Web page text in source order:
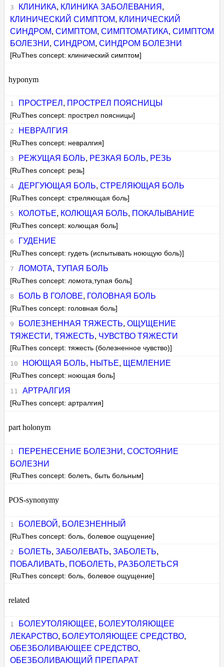
КЛИНИКА, КЛИНИКА ЗАБОЛЕВАНИЯ ,
КЛИНИЧЕСКИЙ СИМПТОМ, КЛИНИЧЕСКИЙ
СИНДРОМ,СИМПТОМ,СИМПТОМАТИКА,СИМПТОМ
БОЛЕЗНИ ,СИНДРОМ,СИНДРОМ БОЛЕЗНИ
[RuThes concept: клинический симптом]
hyponym
ПРОСТРЕЛ , ПРОСТРЕЛ ПОЯСНИЦЫ
[RuThes concept: прострел поясницы]
НЕВРАЛГИЯ
[RuThes concept: невралгия]
РЕЖУЩАЯ БОЛЬ, РЕЗКАЯ БОЛЬ, РЕЗЬ
[RuThes concept: резь]
ДЕРГУЮЩАЯ БОЛЬ, СТРЕЛЯЮЩАЯ БОЛЬ
[RuThes concept: стреляющая боль]
КОЛОТЬЕ, КОЛЮЩАЯ БОЛЬ, ПОКАЛЫВАНИЕ
[RuThes concept: колющая боль]
ГУДЕНИЕ
[RuThes concept: гудеть (испытывать ноющую боль)]
ЛОМОТА, ТУПАЯ БОЛЬ
[RuThes concept: ломота,тупая боль]
БОЛЬ В ГОЛОВЕ, ГОЛОВНАЯ БОЛЬ
[RuThes concept: головная боль]
БОЛЕЗНЕННАЯ ТЯЖЕСТЬ, ОЩУЩЕНИЕ
ТЯЖЕСТИ ,ТЯЖЕСТЬ, ЧУВСТВО ТЯЖЕСТИ
[RuThes concept: тяжесть (болезненное чувство)]
НОЮЩАЯ БОЛЬ, НЫТЬЕ, ЩЕМЛЕНИЕ
[RuThes concept: ноющая боль]
АРТРАЛГИЯ
[RuThes concept: артралгия]
part holonym
ПЕРЕНЕСЕНИЕ БОЛЕЗНИ , СОСТОЯНИЕ
БОЛЕЗНИ
[RuThes concept: болеть, быть больным]
POS-synonymy
БОЛЕВОЙ , БОЛЕЗНЕННЫЙ
[RuThes concept: боль, болевое ощущение]
БОЛЕТЬ, ЗАБОЛЕВАТЬ, ЗАБОЛЕТЬ,
ПОБАЛИВАТЬ, ПОБОЛЕТЬ, РАЗБОЛЕТЬСЯ
[RuThes concept: боль, болевое ощущение]
related
БОЛЕУТОЛЯЮЩЕЕ, БОЛЕУТОЛЯЮЩЕЕ
ЛЕКАРСТВО, БОЛЕУТОЛЯЮЩЕЕ СРЕДСТВО,
ОБЕЗБОЛИВАЮЩЕЕ СРЕДСТВО,
ОБЕЗБОЛИВАЮЩИЙ ПРЕПАРАТ